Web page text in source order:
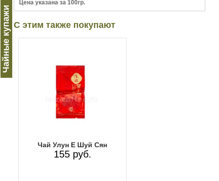
Чайные купажи
Цена указана за 100гр.
С этим также покупают
Чай Улун Е Шуй Сян
155 руб.